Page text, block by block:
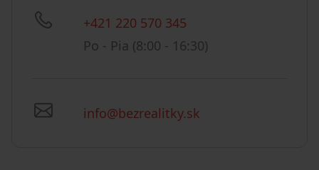
+421 220 570 345
Po - Pia (8:00 - 16:30)
info@bezrealitky.sk